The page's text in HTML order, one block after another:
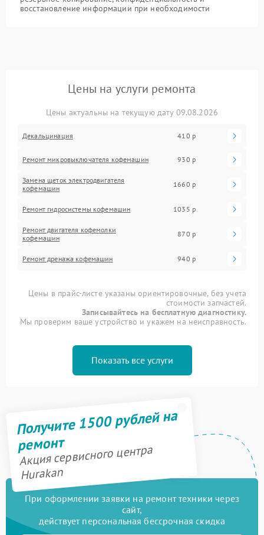
восстановление информации при необходимости
Цены на услуги ремонта
Цены актуальны на текущую дату 09.08.2026
Декальцинация 410 р
Ремонт микровыключателя кофемашин 930 р
Замена щеток электродвигателя
кофемашин
1660 р
Ремонт гидросистемы кофемашин 1035 р
Ремонт двигателя кофемолки
кофемашин
870 р
Ремонт дренажа кофемашин 940 р
Цены в прайс-листе указаны ориентировочные, без учета
стоимости запчастей.
Записывайтесь на бесплатную диагностику.
Мы проверим ваше устройство и укажем на неисправность.
Показать все услуги
Получите 1500 рублей на
ремонт
Акция сервисного центра
Hurakan
При оформлении заявки на ремонт техники через
сайт,
действует персональная бессрочная скидка